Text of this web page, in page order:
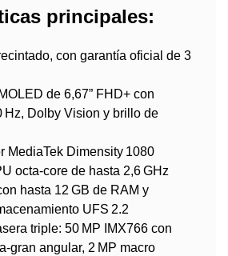
principales:
con garantía oficial de 3
de 6,67” FHD+ con
Hz, Dolby Vision y brillo de
MediaTek Dimensity 1080
octa‑core de hasta 2,6 GHz
hasta 12 GB de RAM y
UFS 2.2
triple: 50 MP IMX766 con
angular, 2 MP macro